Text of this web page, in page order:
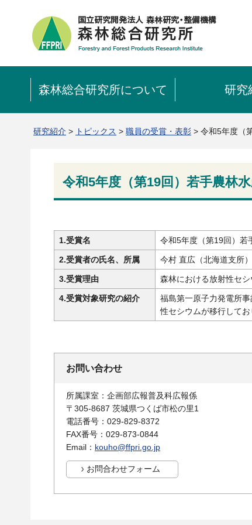
森林総合研究所について 研究
研究紹介 > トピックス > 職員の受賞・表彰 > 令和5年度（
令和5年度（第19回）若手農林
1.受賞名 令和5年度（第19回）若
2.受賞者の氏名、所属 今村 直広（北海道支所）
3.受賞理由 森林における放射性セ
4.受賞対象研究の紹介
福島第一原子力発電所
性セシウムが移行して
お問い合わせ
所属課室：企画部広報普及科広報係
〒305-8687 茨城県つくば市松の里1
電話番号：029-829-8372
FAX番号：029-873-0844
Email： kouho@ffpri.go.jp